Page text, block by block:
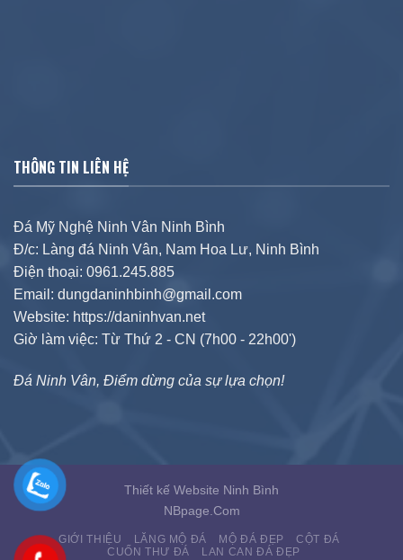
THÔNG TIN LIÊN HỆ
Đá Mỹ Nghệ Ninh Vân Ninh Bình
Đ/c: Làng đá Ninh Vân, Nam Hoa Lư, Ninh Bình
Điện thoại: 0961.245.885
Email: dungdaninhbinh@gmail.com
Website: https://daninhvan.net
Giờ làm việc: Từ Thứ 2 - CN (7h00 - 22h00')
Đá Ninh Vân, Điểm dừng của sự lựa chọn!
Thiết kế Website Ninh Bình
NBpage.Com
GIỚI THIỆU LĂNG MỘ ĐÁ MỘ ĐÁ ĐẸP
CỘT ĐÁ
CUỐN THƯ ĐÁ
LAN CAN ĐÁ ĐẸP